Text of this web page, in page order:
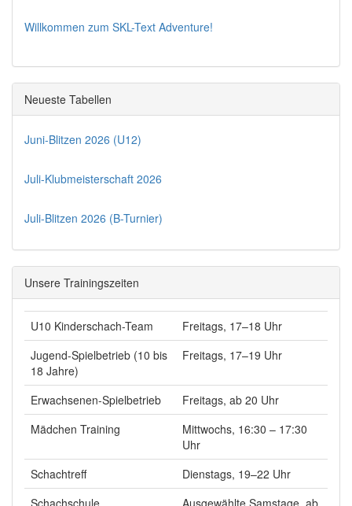
Willkommen zum SKL-Text Adventure!
Neueste Tabellen
Juni-Blitzen 2026 (U12)
Juli-Klubmeisterschaft 2026
Juli-Blitzen 2026 (B-Turnier)
Unsere Trainingszeiten
U10 Kinderschach-Team
Freitags, 17–18 Uhr
Jugend-Spielbetrieb (10 bis
18 Jahre)
Freitags, 17–19 Uhr
Erwachsenen-Spielbetrieb
Freitags, ab 20 Uhr
Mädchen Training
Mittwochs, 16:30 – 17:30
Uhr
Schachtreff
Dienstags, 19–22 Uhr
Schachschule
Ausgewählte Samstage, ab